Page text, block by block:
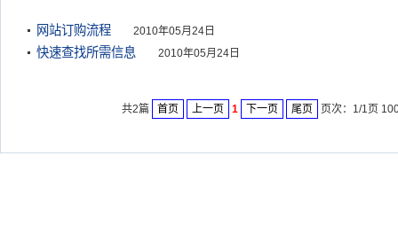
网站订购流程 2010年05月24日
快速查找所需信息 2010年05月24日
共2篇 首页 上一页 1 下一页 尾页 页次：1/1页